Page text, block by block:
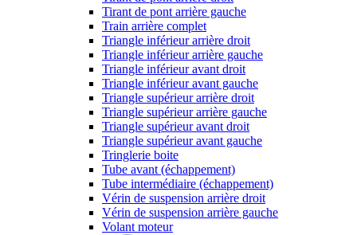
Tirant de pont arrière gauche
Train arrière complet
Triangle inférieur arrière droit
Triangle inférieur arrière gauche
Triangle inférieur avant droit
Triangle inférieur avant gauche
Triangle supérieur arrière droit
Triangle supérieur arrière gauche
Triangle supérieur avant droit
Triangle supérieur avant gauche
Tringlerie boite
Tube avant (échappement)
Tube intermédiaire (échappement)
Vérin de suspension arrière droit
Vérin de suspension arrière gauche
Volant moteur